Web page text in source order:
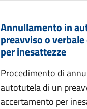
Annullamento in
preavviso o
per inesattezze
Procedimento di
autotutela di un
accertamento per